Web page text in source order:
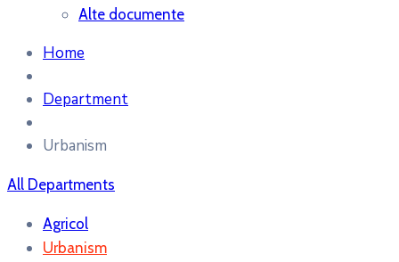
Alte documente
Home
Department
Urbanism
All Departments
Agricol
Urbanism